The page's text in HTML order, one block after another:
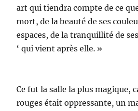
art qui tiendra compte de ce
mort, de la beauté de ses
espaces, de la tranquillité de
‘ qui vient après elle. »
Ce fut la salle la plus magique,
rouges était oppressante, un